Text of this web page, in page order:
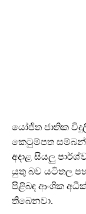
යෝජිත ජාතික
කෙටුම්පත
අදාළ සියලු
යුතු බව යටිතල
පිළිබඳ ආංශික
තිබෙනවා.